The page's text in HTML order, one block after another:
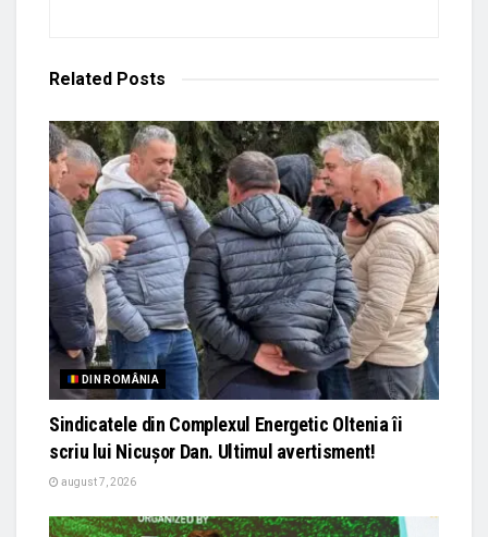
Related Posts
DIN ROMÂNIA
Sindicatele din Complexul Energetic Oltenia îi
scriu lui Nicușor Dan. Ultimul avertisment!
august 7, 2026